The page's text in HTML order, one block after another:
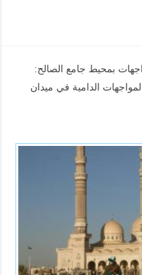
بمحيط جامع الصالح:
الدامية في ميدان